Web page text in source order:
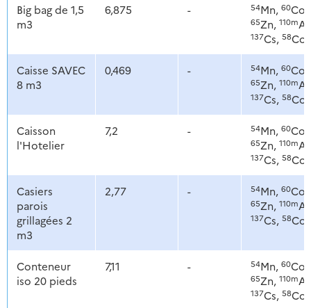
Big bag de 1,5
m3
6,875 - 54Mn, 60Co,
65Zn, 110m
137Cs, 58Co
Caisse SAVEC
8 m3
0,469 - 54Mn, 60Co,
65Zn, 110m
137Cs, 58Co
Caisson
l'Hotelier
7,2 - 54Mn, 60Co,
65Zn, 110m
137Cs, 58Co
Casiers
parois
grillagées 2
m3
2,77 - 54Mn, 60Co,
65Zn, 110m
137Cs, 58Co
Conteneur
iso 20 pieds
7,11 - 54Mn, 60Co,
65Zn, 110m
137Cs, 58Co